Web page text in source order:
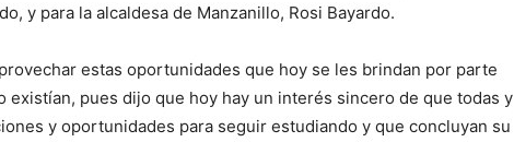
y para la alcaldesa de Manzanillo, Rosi Bayardo.
estas oportunidades que hoy se les brindan por parte
existían, pues dijo que hoy hay un interés sincero de que todas y
y oportunidades para seguir estudiando y que concluyan su